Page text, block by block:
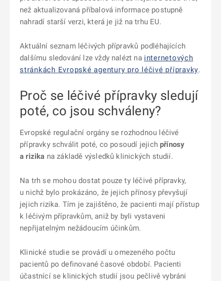
než aktualizovaná příbalová informace postupně
nahradí starší verzi, která je již na trhu EU.
Aktuální seznam léčivých přípravků podléhajících
dalšímu sledování lze vždy nalézt na internetových
stránkách Evropské agentury pro léčivé přípravky.
Proč se léčivé přípravky sledují
poté, co jsou schváleny?
Evropské regulační orgány se rozhodnou léčivé
přípravky schválit poté, co posoudí jejichpřínosy
a rizika na základě výsledků klinických studií.
Na trh se mohou dostat pouze ty léčivé přípravky,
u nichž bylo prokázáno, že jejich přínosy převyšují
jejich rizika. Tím je zajištěno, že pacienti mají přístup
k léčivým přípravkům, aniž by byli vystaveni
nepřijatelným nežádoucím účinkům.
Klinické studie se provádí u omezeného počtu
pacientů po definované časové období. Pacienti
účastnící se klinických studií jsou pečlivě vybráni